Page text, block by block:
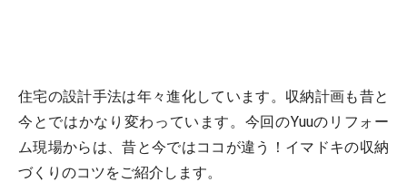
住宅の設計手法は年々進化しています。収納計画も昔と
今とではかなり変わっています。今回のYuuのリフォー
ム現場からは、昔と今ではココが違う！イマドキの収納
づくりのコツをご紹介します。